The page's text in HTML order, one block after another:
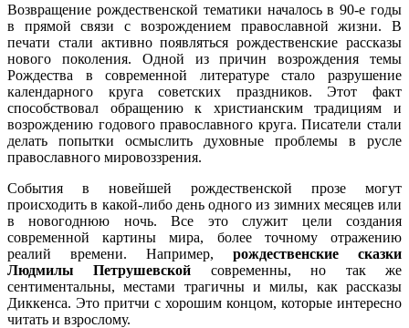
Возвращение рождественской тематики началось в 90-е годы
в прямой связи с возрождением православной жизни. В
печати стали активно появляться рождественские рассказы
нового поколения. Одной из причин возрождения темы
Рождества в современной литературе стало разрушение
календарного круга советских праздников. Этот факт
способствовал обращению к христианским традициям и
возрождению годового православного круга. Писатели стали
делать попытки осмыслить духовные проблемы в русле
православного мировоззрения.
События в новейшей рождественской прозе могут
происходить в какой-либо день одного из зимних месяцев или
в новогоднюю ночь. Все это служит цели создания
современной картины мира, более точному отражению
реалий времени. Например, рождественские сказки
Людмилы Петрушевской современны, но так же
сентиментальны, местами трагичны и милы, как рассказы
Диккенса. Это притчи с хорошим концом, которые интересно
читать и взрослому.